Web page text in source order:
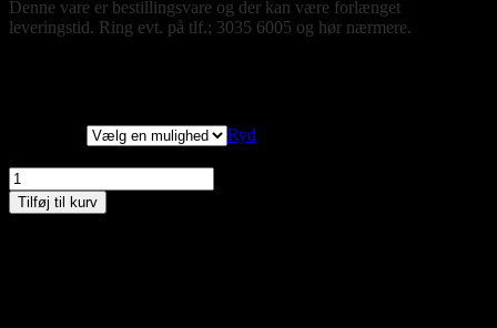
Denne vare er bestillingsvare og der kan være forlænget
leveringstid. Ring evt. på tlf.; 3035 6005 og hør nærmere.
Ryd
Tilføj til kurv